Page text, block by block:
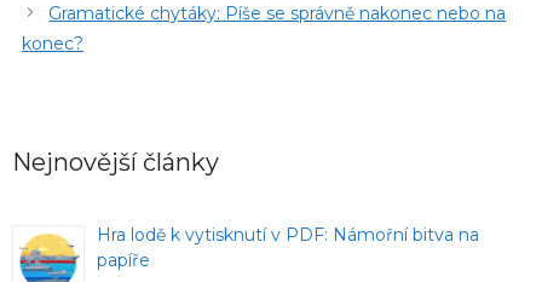
Gramatické chytáky: Píše se správně nakonec nebo na
konec?
Nejnovější články
Hra lodě k vytisknutí v PDF: Námořní bitva na
papíře